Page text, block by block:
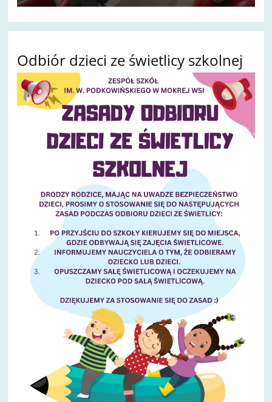
Odbiór dzieci ze świetlicy szkolnej